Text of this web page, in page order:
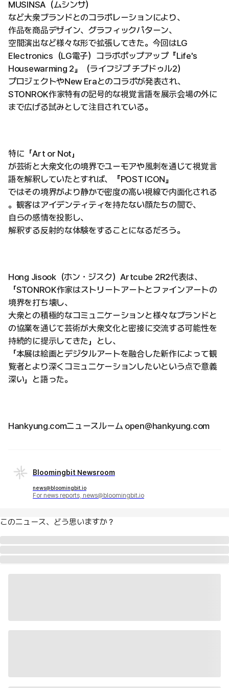
MUSINSA（ムシンサ）
など大衆ブランドとのコラボレーションにより、
作品を商品デザイン、グラフィックパターン、
空間演出など様々な形で拡張してきた。今回はLG
Electronics（LG電子）コラボポップアップ『Life's
Housewarming 2』（ライフジプ チプドゥル2）
プロジェクトやNew Eraとのコラボが発表され、
STONROK作家特有の記号的な視覚言語を展示会場の外に
まで広げる試みとして注目されている。
特に「Art or Not」
が芸術と大衆文化の境界でユーモアや風刺を通じて視覚言
語を解釈していたとすれば、『POST ICON』
ではその境界がより静かで密度の高い視線で内面化される
。観客はアイデンティティを持たない顔たちの間で、
自らの感情を投影し、
解釈する反射的な体験をすることになるだろう。
Hong Jisook（ホン・ジスク）Artcube 2R2代表は、
「STONROK作家はストリートアートとファインアートの
境界を打ち壊し、
大衆との積極的なコミュニケーションと様々なブランドと
の協業を通じて芸術が大衆文化と密接に交流する可能性を
持続的に提示してきた」とし、
「本展は絵画とデジタルアートを融合した新作によって観
覧者とより深くコミュニケーションしたいという点で意義
深い」と語った。
Hankyung.comニュースルーム open@hankyung.com
Bloomingbit Newsroom
news@bloomingbit.io
For news reports, news@bloomingbit.io
このニュース、どう思いますか？